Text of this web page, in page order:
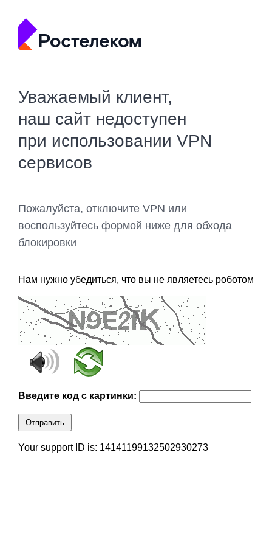
Уважаемый клиент,
наш сайт недоступен
при использовании VPN
сервисов
Пожалуйста, отключите VPN или
воспользуйтесь формой ниже для обхода
блокировки
Нам нужно убедиться, что вы не являетесь роботом
Введите код с картинки:
Отправить
Your support ID is: 14141199132502930273